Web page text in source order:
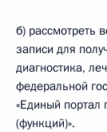
б) рассмотреть
записи для
диагностика,
федеральной
«Единый портал
(функций)».